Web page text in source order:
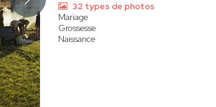
32 types de photos
Mariage
Grossesse
Naissance